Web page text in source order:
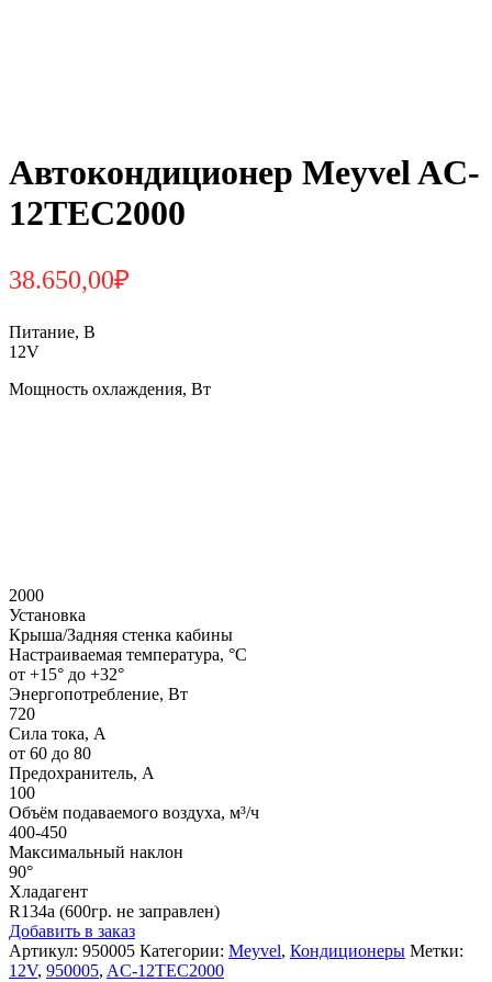
Автокондиционер Meyvel AC-
12TEC2000
38.650,00₽
Питание, В
12V
Мощность охлаждения, Вт
2000
Установка
Крыша/Задняя стенка кабины
Настраиваемая температура, °C
от +15° до +32°
Энергопотребление, Вт
720
Сила тока, А
от 60 до 80
Предохранитель, А
100
Объём подаваемого воздуха, м³/ч
400-450
Максимальный наклон
90°
Хладагент
R134a (600гр. не заправлен)
Добавить в заказ
Артикул: 950005 Категории: Meyvel, Кондиционеры Метки:
12V, 950005, AC-12TEC2000